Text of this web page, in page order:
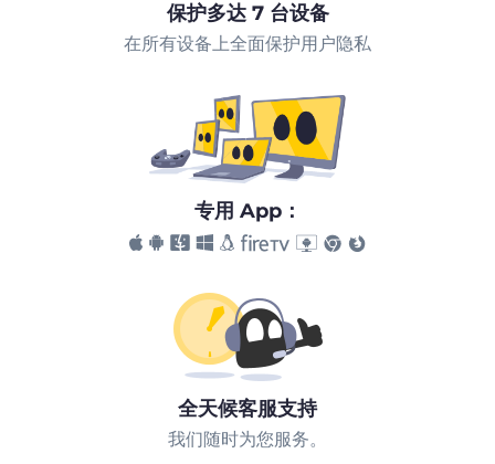
保护多达 7 台设备
在所有设备上全面保护用户隐私
专用 App：
全天候客服支持
我们随时为您服务。